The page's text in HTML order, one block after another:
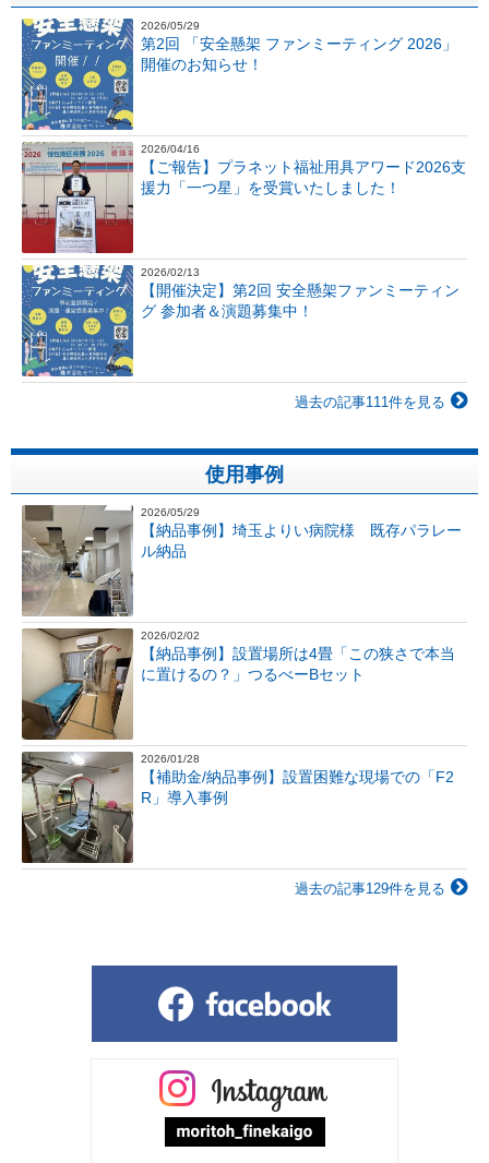
2026/05/29
第2回 「安全懸架 ファンミーティング 2026」
開催のお知らせ！
2026/04/16
【ご報告】プラネット福祉用具アワード2026支
援力「一つ星」を受賞いたしました！
2026/02/13
【開催決定】第2回 安全懸架ファンミーティン
グ 参加者＆演題募集中！
過去の記事111件を見る
使用事例
2026/05/29
【納品事例】埼玉よりい病院様 既存パラレー
ル納品
2026/02/02
【納品事例】設置場所は4畳「この狭さで本当
に置けるの？」つるべーBセット
2026/01/28
【補助金/納品事例】設置困難な現場での「F2
R」導入事例
過去の記事129件を見る